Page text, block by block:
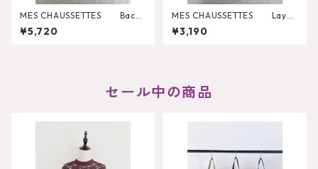
MES CHAUSSETTES Back
Line Wide Rib Tights
¥5,720
MES CHAUSSETTES Layer
ed Like Wide Rib Socks
¥3,190
セール中の商品